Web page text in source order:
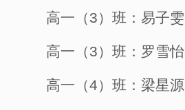
高一（3）班：易子雯
高一（3）班：罗雪怡
高一（4）班：梁星源